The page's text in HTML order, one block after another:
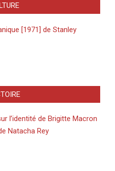
[1971] de Stanley
l’identité de Brigitte Macron
Natacha Rey